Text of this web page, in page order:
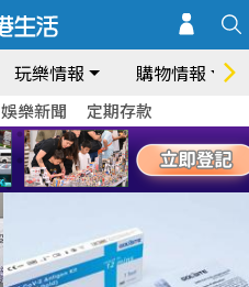
玩樂情報 購物情報
娛樂新聞 定期存款